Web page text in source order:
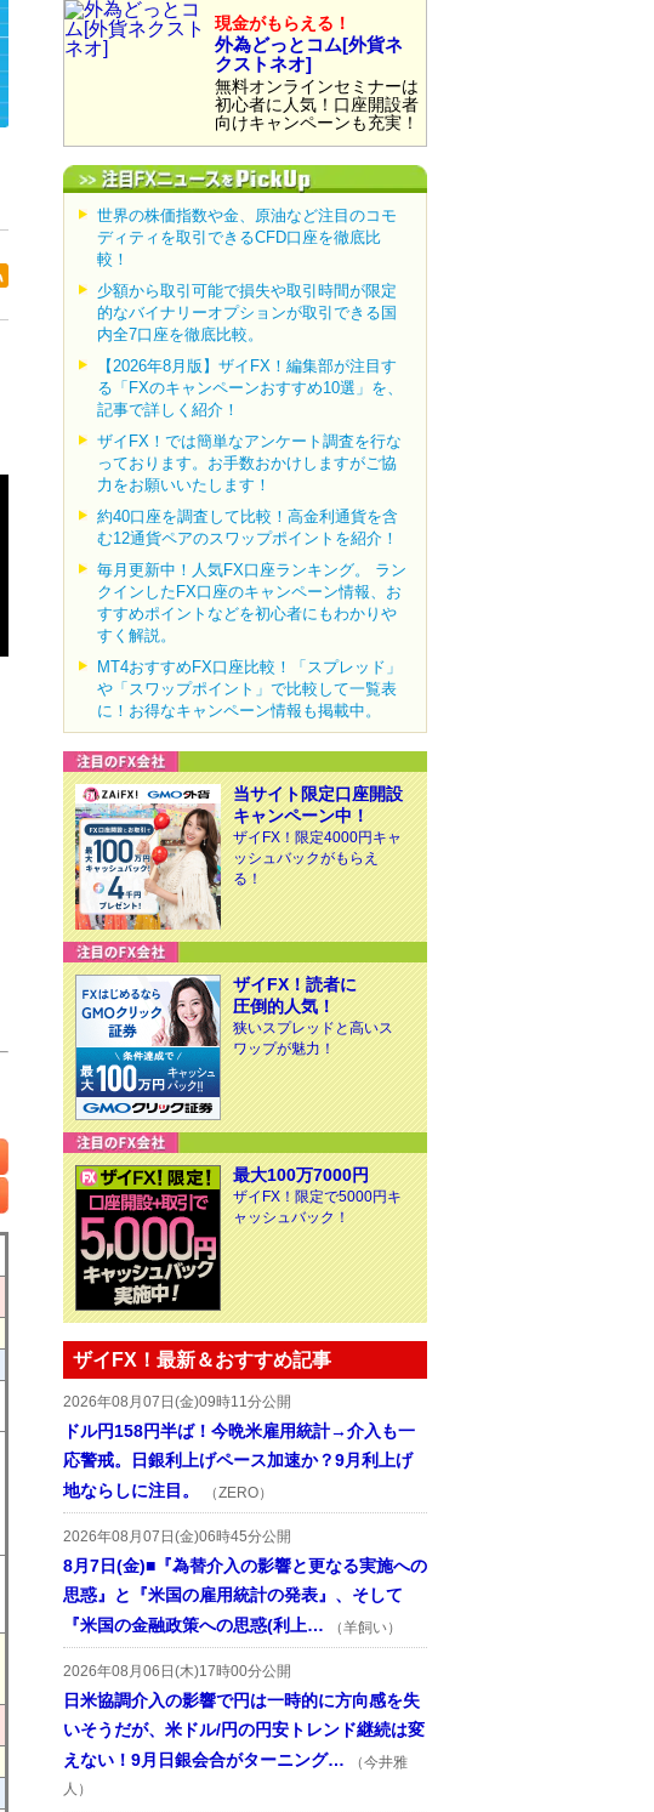
現金がもらえる！
外為どっとコム[外貨ネ
クストネオ]
無料オンラインセミナーは
初心者に人気！口座開設者
向けキャンペーンも充実！
世界の株価指数や金、原油など注目のコモ
ディティを取引できるCFD口座を徹底比
較！
少額から取引可能で損失や取引時間が限定
的なバイナリーオプションが取引できる国
内全7口座を徹底比較。
【2026年8月版】ザイFX！編集部が注目す
る「FXのキャンペーンおすすめ10選」を、
記事で詳しく紹介！
ザイFX！では簡単なアンケート調査を行な
っております。お手数おかけしますがご協
力をお願いいたします！
約40口座を調査して比較！高金利通貨を含
む12通貨ペアのスワップポイントを紹介！
毎月更新中！人気FX口座ランキング。 ラン
クインしたFX口座のキャンペーン情報、お
すすめポイントなどを初心者にもわかりや
すく解説。
MT4おすすめFX口座比較！「スプレッド」
や「スワップポイント」で比較して一覧表
に！お得なキャンペーン情報も掲載中。
当サイト限定口座開設
キャンペーン中！
ザイFX！限定4000円キャ
ッシュバックがもらえ
る！
ザイFX！読者に
圧倒的人気！
狭いスプレッドと高いス
ワップが魅力！
最大100万7000円
ザイFX！限定で5000円キ
ャッシュバック！
ザイFX！最新＆おすすめ記事
2026年08月07日(金)09時11分公開
ドル円158円半ば！今晩米雇用統計→介入も一
応警戒。日銀利上げペース加速か？9月利上げ
地ならしに注目。
（ZERO）
2026年08月07日(金)06時45分公開
8月7日(金)■『為替介入の影響と更なる実施への
思惑』と『米国の雇用統計の発表』、そして
『米国の金融政策への思惑(利上…
（羊飼い）
2026年08月06日(木)17時00分公開
日米協調介入の影響で円は一時的に方向感を失
いそうだが、米ドル/円の円安トレンド継続は変
えない！9月日銀会合がターニング…
（今井雅
人）